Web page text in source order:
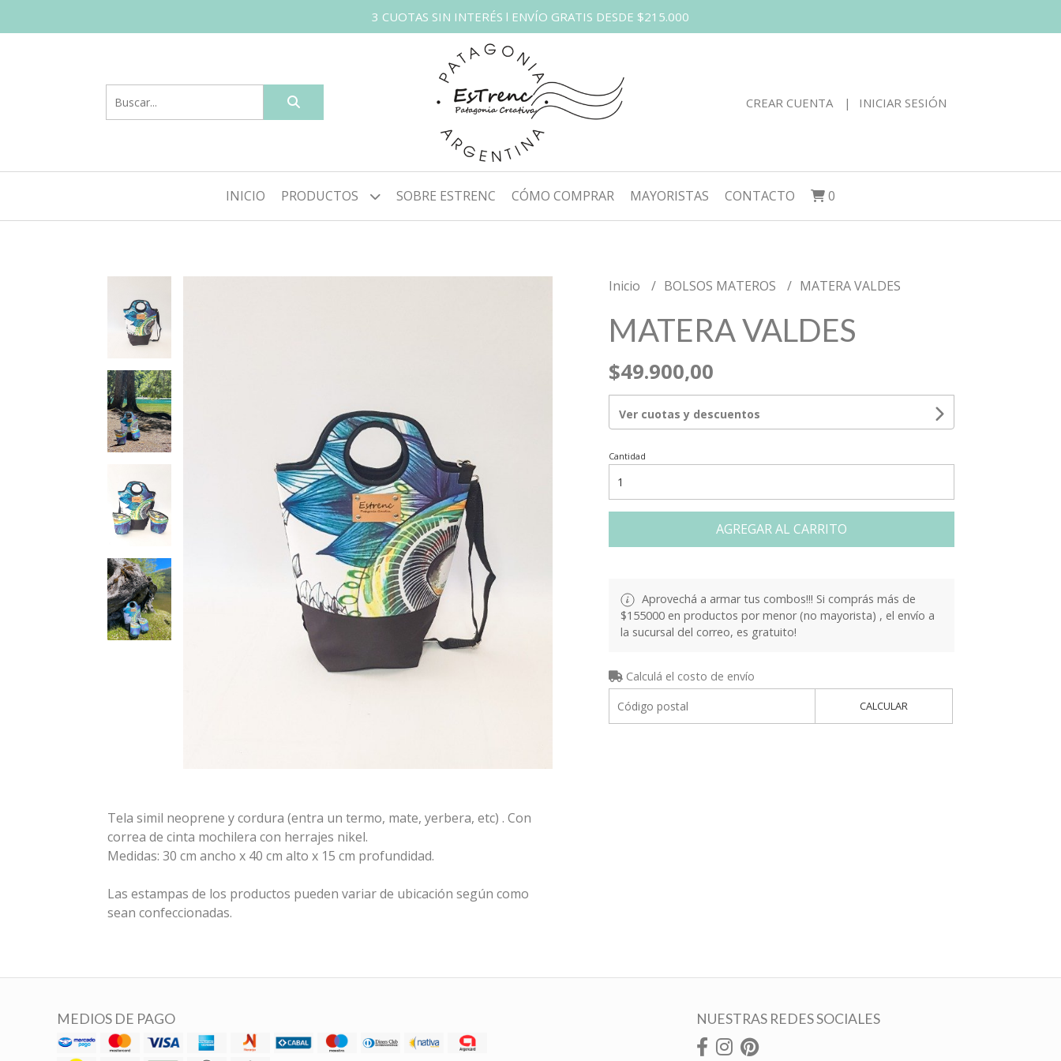
3 CUOTAS SIN INTERÉS l ENVÍO GRATIS DESDE $215.000
CREAR CUENTA INICIAR SESIÓN
INICIO PRODUCTOS SOBRE ESTRENC CÓMO COMPRAR MAYORISTAS CONTACTO 0
Tela simil neoprene y cordura (entra un termo, mate, yerbera, etc) . Con
correa de cinta mochilera con herrajes nikel.
Medidas: 30 cm ancho x 40 cm alto x 15 cm profundidad.
Las estampas de los productos pueden variar de ubicación según como
sean confeccionadas.
Inicio BOLSOS MATEROS MATERA VALDES
MATERA VALDES
$49.900,00
Ver cuotas y descuentos
Cantidad
AGREGAR AL CARRITO
Aprovechá a armar tus combos!!! Si comprás más de
$155000 en productos por menor (no mayorista) , el envío a
la sucursal del correo, es gratuito!
Calculá el costo de envío
CALCULAR
MEDIOS DE PAGO NUESTRAS REDES SOCIALES